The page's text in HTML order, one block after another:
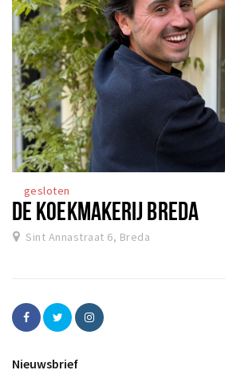
gesloten
DE KOEKMAKERIJ BREDA
Sint Annastraat 6, Breda
Nieuwsbrief